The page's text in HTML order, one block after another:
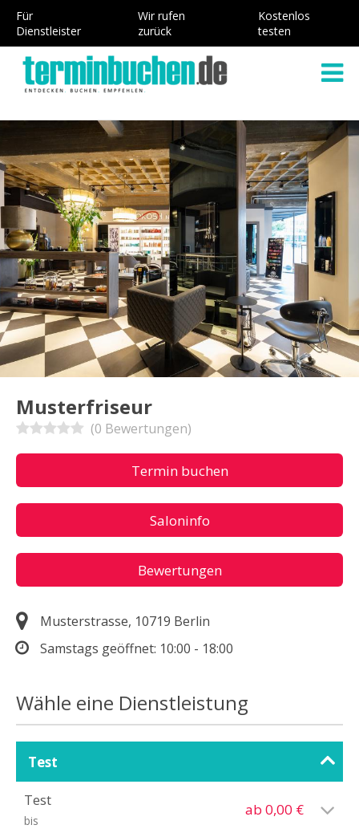
Für
Dienstleister
Wir rufen
zurück
Kostenlos
testen
Musterfriseur
(0 Bewertungen)
Termin buchen
Saloninfo
Bewertungen
Musterstrasse, 10719 Berlin
Samstags geöffnet: 10:00 - 18:00
Wähle eine Dienstleistung
Test
Test
bis
ab 0,00 €